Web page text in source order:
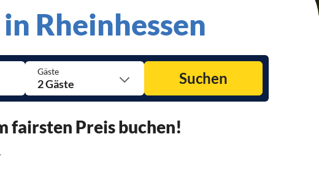
in Rheinhessen
Gäste
2 Gäste Suchen
fairsten Preis buchen!